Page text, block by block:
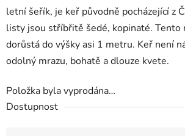
letní šeřík, je keř původně pocházející z
listy jsou stříbřitě šedé, kopinaté. Tento
dorůstá do výšky asi 1 metru. Keř není
odolný mrazu, bohatě a dlouze kvete.
Položka byla vyprodána…
Dostupnost